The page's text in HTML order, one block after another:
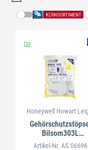
Honeywell Howart
Bilsom303L
Nachfüllpackung
Artikel-Nr. AS.06696